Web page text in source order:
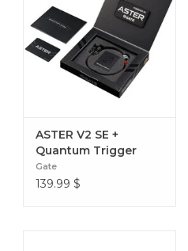
ASTER V2 SE +
Quantum Trigger
Gate
139.99 $